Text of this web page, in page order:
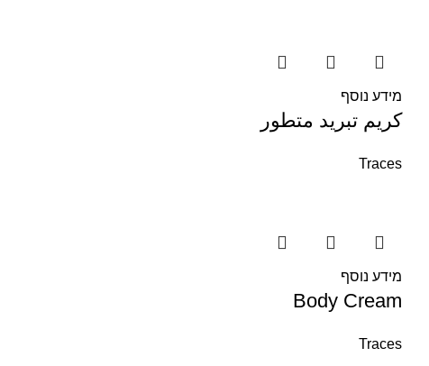
מידע נוסף
كريم تبريد متطور
Traces
מידע נוסף
Body Cream
Traces